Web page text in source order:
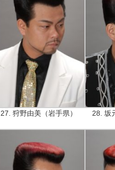
27. 狩野由美（岩手県） 28. 坂